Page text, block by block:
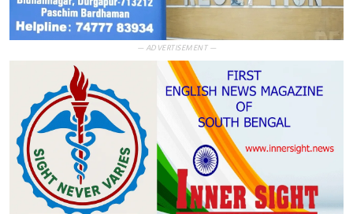
— ADVERTISEMENT —